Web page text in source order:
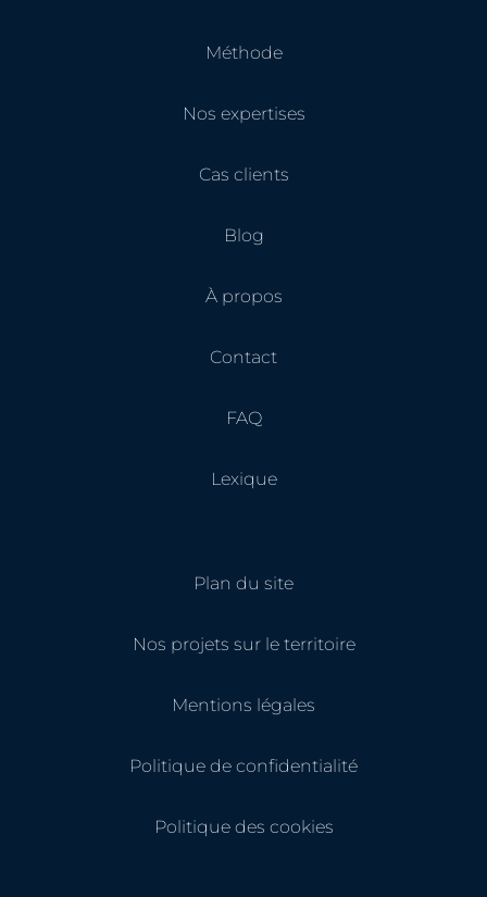
Méthode
Nos expertises
Cas clients
Blog
À propos
Contact
FAQ
Lexique
Plan du site
Nos projets sur le territoire
Mentions légales
Politique de confidentialité
Politique des cookies